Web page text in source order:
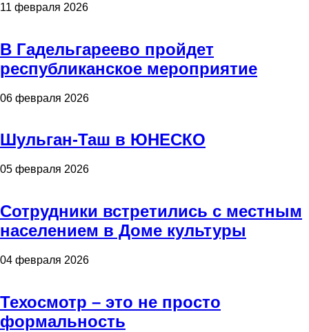
11 февраля 2026
В Гадельгареево пройдет
республиканское мероприятие
06 февраля 2026
Шульган-Таш в ЮНЕСКО
05 февраля 2026
Сотрудники встретились с местным
населением в Доме культуры
04 февраля 2026
Техосмотр – это не просто
формальность